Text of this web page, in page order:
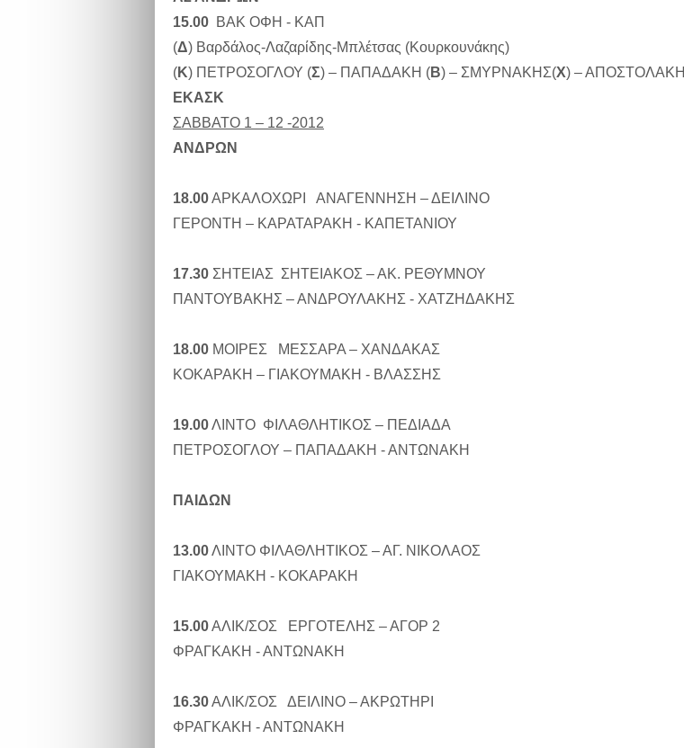
15.00 ΒΑΚ ΟΦΗ - ΚΑΠ
(Δ) Βαρδάλος-Λαζαρίδης-Μπλέτσας (Κουρκουνάκης)
(Κ) ΠΕΤΡΟΣΟΓΛΟΥ (Σ) – ΠΑΠΑΔΑΚΗ (Β) – ΣΜΥΡΝΑΚΗΣ(Χ) – ΑΠΟΣΤΟΛΑΚΗ
ΕΚΑΣΚ
ΣΑΒΒΑΤΟ 1 – 12 -2012
ΑΝΔΡΩΝ
18.00ΑΡΚΑΛΟΧΩΡΙ ΑΝΑΓΕΝΝΗΣΗ – ΔΕΙΛΙΝΟ
ΓΕΡΟΝΤΗ – ΚΑΡΑΤΑΡΑΚΗ - ΚΑΠΕΤΑΝΙΟΥ
17.30 ΣΗΤΕΙΑΣ ΣΗΤΕΙΑΚΟΣ – ΑΚ. ΡΕΘΥΜΝΟΥ
ΠΑΝΤΟΥΒΑΚΗΣ – ΑΝΔΡΟΥΛΑΚΗΣ - ΧΑΤΖΗΔΑΚΗΣ
18.00 ΜΟΙΡΕΣ ΜΕΣΣΑΡΑ – ΧΑΝΔΑΚΑΣ
ΚΟΚΑΡΑΚΗ – ΓΙΑΚΟΥΜΑΚΗ - ΒΛΑΣΣΗΣ
19.00ΛΙΝΤΟ ΦΙΛΑΘΛΗΤΙΚΟΣ – ΠΕΔΙΑΔΑ
ΠΕΤΡΟΣΟΓΛΟΥ – ΠΑΠΑΔΑΚΗ - ΑΝΤΩΝΑΚΗ
ΠΑΙΔΩΝ
13.00ΛΙΝΤΟ ΦΙΛΑΘΛΗΤΙΚΟΣ – ΑΓ. ΝΙΚΟΛΑΟΣ
ΓΙΑΚΟΥΜΑΚΗ - ΚΟΚΑΡΑΚΗ
15.00ΑΛΙΚ/ΣΟΣ ΕΡΓΟΤΕΛΗΣ – ΑΓΟΡ 2
ΦΡΑΓΚΑΚΗ - ΑΝΤΩΝΑΚΗ
16.30ΑΛΙΚ/ΣΟΣ ΔΕΙΛΙΝΟ – ΑΚΡΩΤΗΡΙ
ΦΡΑΓΚΑΚΗ - ΑΝΤΩΝΑΚΗ